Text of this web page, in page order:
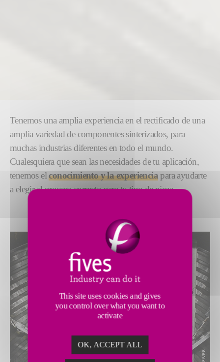
Tenemos una amplia experiencia en el rectificado de una
amplia variedad de componentes sinterizados, para
muchas industrias diferentes en todo el mundo.
Cualesquiera que sean las necesidades de tu aplicación,
tenemos elconocimiento y la experiencia para ayudarte
a elegir el proceso correcto para tu tipo de pieza.
This site uses cookies and gives
you control over what you want to
activate
OK, ACCEPT ALL